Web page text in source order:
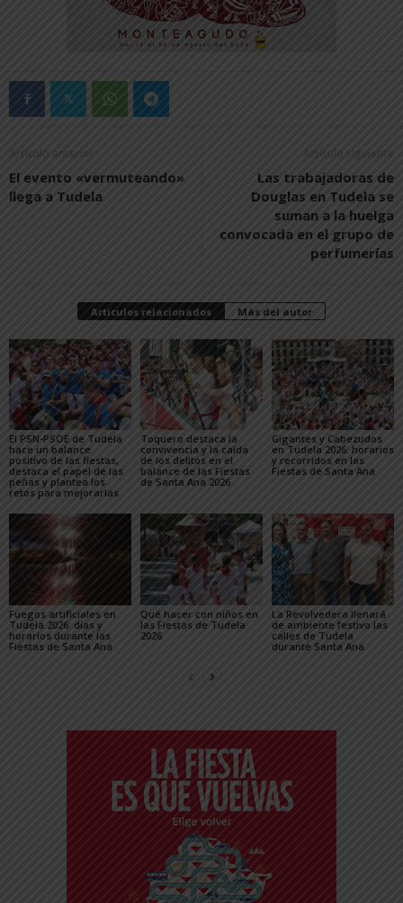
Artículo anterior
El evento «vermuteando»
llega a Tudela
Artículo siguiente
Las trabajadoras de
Douglas en Tudela se
suman a la huelga
convocada en el grupo de
perfumerías
Artículos relacionados Más del autor
El PSN-PSOE de Tudela
hace un balance
positivo de las fiestas,
destaca el papel de las
peñas y plantea los
retos para mejorarlas
Toquero destaca la
convivencia y la caída
de los delitos en el
balance de las Fiestas
de Santa Ana 2026
Gigantes y Cabezudos
en Tudela 2026: horarios
y recorridos en las
Fiestas de Santa Ana
Fuegos artificiales en
Tudela 2026: días y
horarios durante las
Fiestas de Santa Ana
Qué hacer con niños en
las Fiestas de Tudela
2026
La Revolvedera llenará
de ambiente festivo las
calles de Tudela
durante Santa Ana